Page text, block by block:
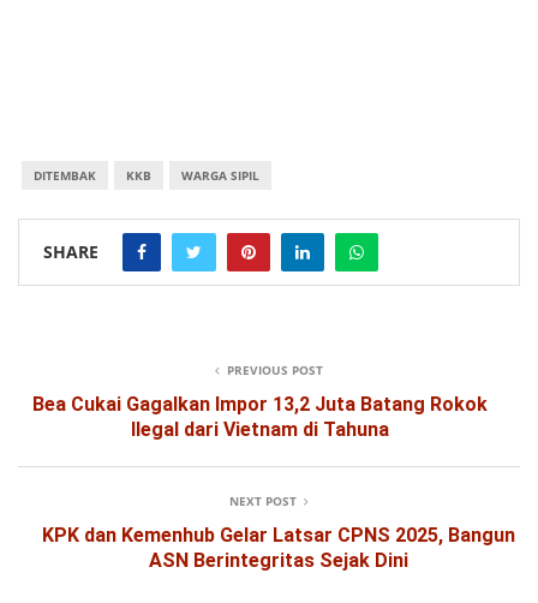
DITEMBAK KKB WARGA SIPIL
SHARE
PREVIOUS POST
Bea Cukai Gagalkan Impor 13,2 Juta Batang Rokok
Ilegal dari Vietnam di Tahuna
NEXT POST
KPK dan Kemenhub Gelar Latsar CPNS 2025, Bangun
ASN Berintegritas Sejak Dini